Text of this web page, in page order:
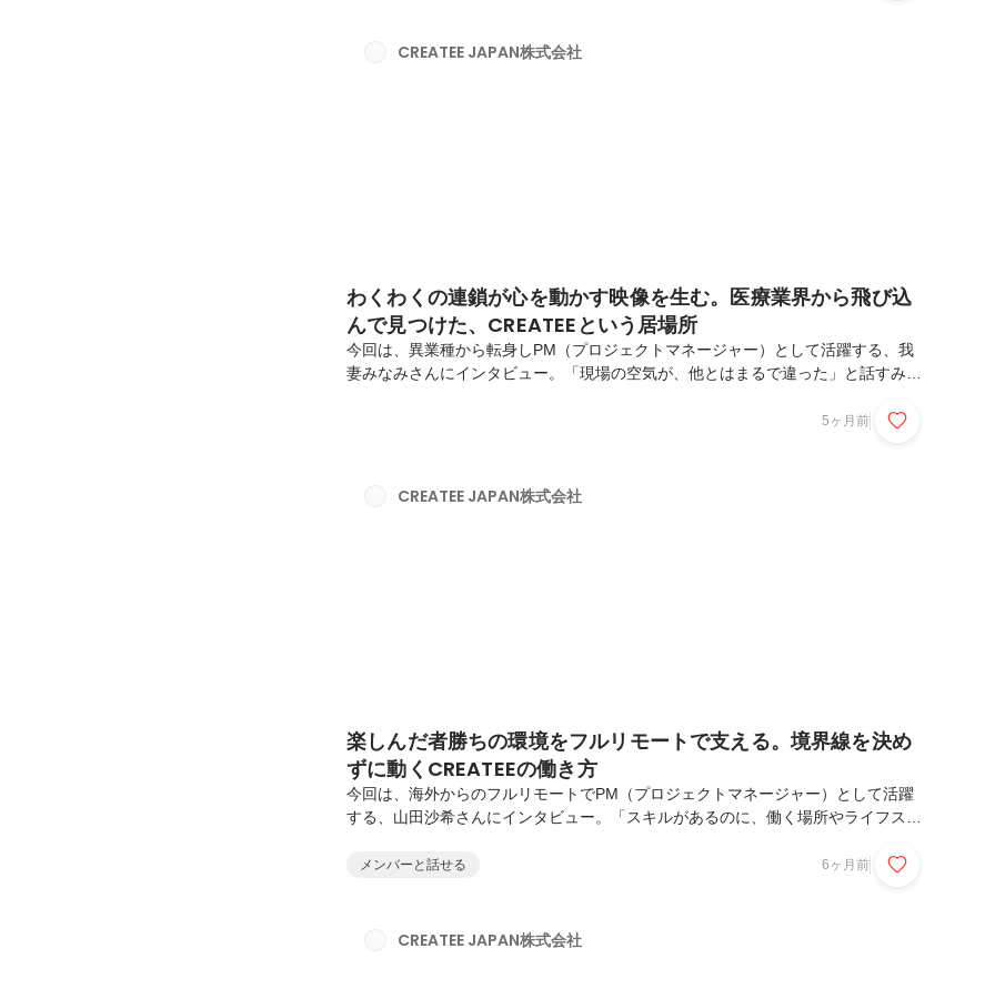
して企画やディレクションに携わりました。広告部門とメディア部門の2つを経験
CREATEE JAPAN株式会社
わくわくの連鎖が心を動かす映像を生む。医療業界から飛び込
んで見つけた、CREATEEという居場所
今回は、異業種から転身しPM（プロジェクトマネージャー）として活躍する、我
妻みなみさんにインタビュー。「現場の空気が、他とはまるで違った」と話すみな
間で想いを汲み取るCREATEEでの仕事と、その魅力について聞きました！── 理
法士の資格を取り、総合病院で5年ほど働いていました。転機はコロナ禍で、職場
5ヶ月前
CREATEE JAPAN株式会社
楽しんだ者勝ちの環境をフルリモートで支える。境界線を決め
ずに動くCREATEEの働き方
今回は、海外からのフルリモートでPM（プロジェクトマネージャー）として活躍
する、山田沙希さんにインタビュー。「スキルがあるのに、働く場所やライフステ
体現するように、海外から自発的に、そして楽しみながら仕事に向き合う沙希さん
た。PMとして、当時はとにかく多くのステークホルダーとの調整に奔走する
メンバーと話せる 6ヶ月前
CREATEE JAPAN株式会社